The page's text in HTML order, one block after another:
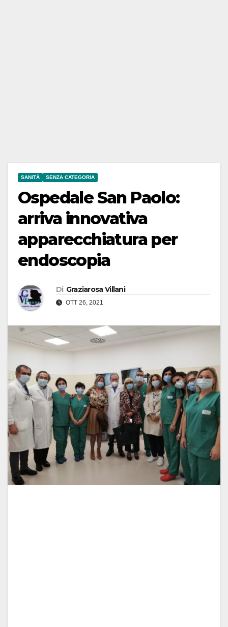
SANITÀ SENZA CATEGORIA
Ospedale San Paolo:
arriva innovativa
apparecchiatura per
endoscopia
Di Graziarosa Villani
OTT 26, 2021